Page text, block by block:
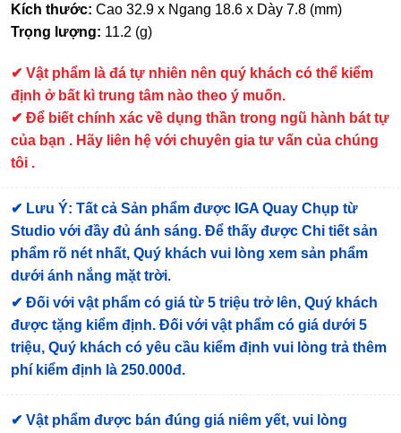
Kích thước: Cao 32.9 x Ngang 18.6 x Dày 7.8 (mm)
Trọng lượng: 11.2 (g)
✔ Vật phẩm là đá tự nhiên nên quý khách có thể kiểm
định ở bất kì trung tâm nào theo ý muốn.
✔ Để biết chính xác về dụng thần trong ngũ hành bát tự
của bạn . Hãy liên hệ với chuyên gia tư vấn của chúng
tôi .
✔ Lưu Ý: Tất cả Sản phẩm được IGA Quay Chụp từ
Studio với đầy đủ ánh sáng. Để thấy được Chi tiết sản
phẩm rõ nét nhất, Quý khách vui lòng xem sản phẩm
dưới ánh nắng mặt trời.
✔ Đối với vật phẩm có giá từ 5 triệu trở lên, Quý khách
được tặng kiểm định. Đối với vật phẩm có giá dưới 5
triệu, Quý khách có yêu cầu kiểm định vui lòng trả thêm
phí kiểm định là 250.000đ.
✔ Vật phẩm được bán đúng giá niêm yết, vui lòng